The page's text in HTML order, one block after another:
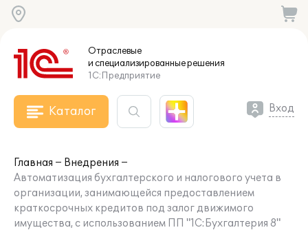
Отраслевые
и специализированныерешения
1С:Предприятие
Каталог Вход
Главная
Внедрения
Автоматизация бухгалтерского и налогового учета в
организации, занимающейся предоставлением
краткосрочных кредитов под залог движимого
имущества, с использованием ПП "1С:Бухгалтерия 8"